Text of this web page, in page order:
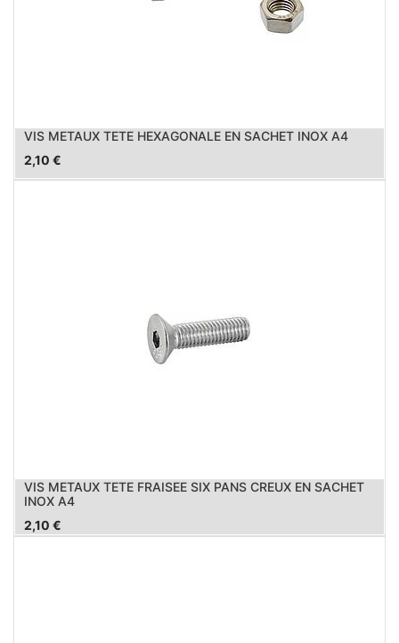
VIS METAUX TETE HEXAGONALE EN SACHET INOX A4
2,10 €
VIS METAUX TETE FRAISEE SIX PANS CREUX EN SACHET
INOX A4
2,10 €